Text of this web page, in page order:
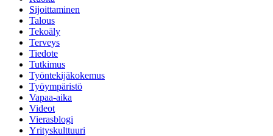
Sijoittaminen
Talous
Tekoäly
Terveys
Tiedote
Tutkimus
Työntekijäkokemus
Työympäristö
Vapaa-aika
Videot
Vierasblogi
Yrityskulttuuri